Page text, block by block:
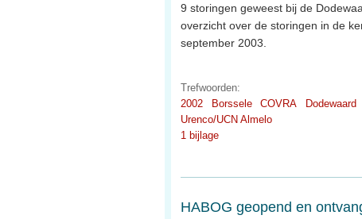
9 storingen geweest bij de
overzicht over de storingen in de
september 2003.
Trefwoorden:
2002
Borssele COVRA Dodewaard
Urenco/UCN Almelo
1 bijlage
HABOG geopend en